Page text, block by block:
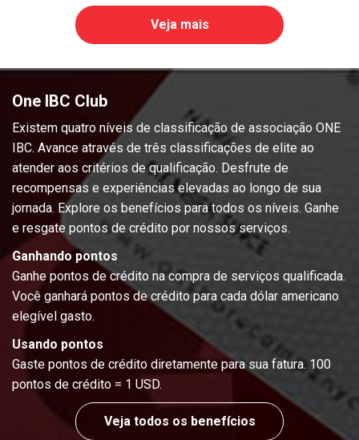
Veja mais
One IBC Club
Existem quatro níveis de classificação de associação ONE
IBC. Avance através de três classificações de elite ao
atender aos critérios de qualificação. Desfrute de
recompensas e experiências elevadas ao longo de sua
jornada. Explore os benefícios para todos os níveis. Ganhe
e resgate pontos de crédito por nossos serviços.
Ganhando pontos
Ganhe pontos de crédito na compra de serviços qualificada.
Você ganhará pontos de crédito para cada dólar americano
elegível gasto.
Usando pontos
Gaste pontos de crédito diretamente para sua fatura. 100
pontos de crédito = 1 USD.
Veja todos os benefícios